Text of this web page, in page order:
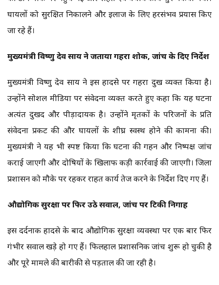
घायलों को सुरक्षित निकालने और इलाज के लिए हरसंभव प्रयास किए
जा रहे हैं।
मुख्यमंत्री विष्णु देव साय ने जताया गहरा शोक, जांच के दिए निर्देश
मुख्यमंत्री विष्णु देव साय ने इस हादसे पर गहरा दुख व्यक्त किया है।
उन्होंने सोशल मीडिया पर संवेदना व्यक्त करते हुए कहा कि यह घटना
अत्यंत दुखद और पीड़ादायक है। उन्होंने मृतकों के परिजनों के प्रति
संवेदना प्रकट की और घायलों के शीघ्र स्वस्थ होने की कामना की।
मुख्यमंत्री ने यह भी स्पष्ट किया कि घटना की गहन और निष्पक्ष जांच
कराई जाएगी और दोषियों के खिलाफ कड़ी कार्रवाई की जाएगी। जिला
प्रशासन को मौके पर रहकर राहत कार्य तेज करने के निर्देश दिए गए हैं।
औद्योगिक सुरक्षा पर फिर उठे सवाल, जांच पर टिकी निगाहें
इस दर्दनाक हादसे के बाद औद्योगिक सुरक्षा व्यवस्था पर एक बार फिर
गंभीर सवाल खड़े हो गए हैं। फिलहाल प्रशासनिक जांच शुरू हो चुकी है
और पूरे मामले की बारीकी से पड़ताल की जा रही है।